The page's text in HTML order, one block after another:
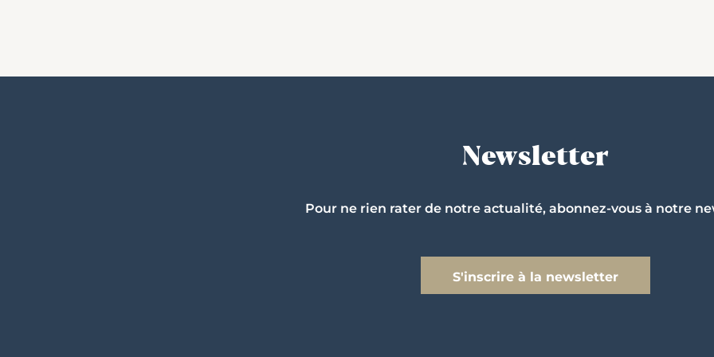
Newsletter
Pour ne rien rater de notre actualité, abonnez-vous à notre
S'inscrire à la newsletter